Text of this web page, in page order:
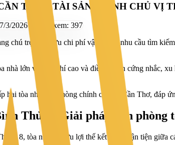
THƠ – TÀI SẢN CHÍNH CHỦ VỊ
3/2026 Lượt xem: 397
chú trọng tối ưu chi phí vận hành, nhu cầu tìm kiếm
nhà lớn với chi phí cao và điều khoản cứng nhắc,
hai tòa nhà văn phòng chính chủ tại Cần Thơ, đáp
Thủy – Giải pháp văn phòng
8, tòa nhà sở hữu lợi thế kết nối thuận tiện